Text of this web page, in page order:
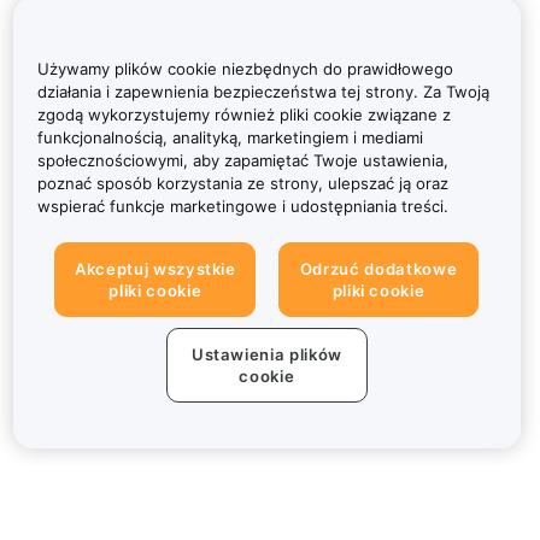
Używamy plików cookie niezbędnych do prawidłowego
działania i zapewnienia bezpieczeństwa tej strony. Za Twoją
zgodą wykorzystujemy również pliki cookie związane z
funkcjonalnością, analityką, marketingiem i mediami
społecznościowymi, aby zapamiętać Twoje ustawienia,
poznać sposób korzystania ze strony, ulepszać ją oraz
wspierać funkcje marketingowe i udostępniania treści.
Akceptuj wszystkie
pliki cookie
Odrzuć dodatkowe
pliki cookie
Ustawienia plików
cookie